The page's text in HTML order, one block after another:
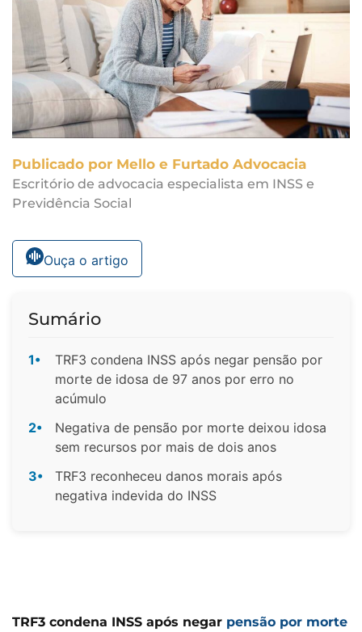
Publicado por Mello e Furtado Advocacia
Escritório de advocacia especialista em INSS e
Previdência Social
Ouça o artigo
Sumário
1•
TRF3 condena INSS após negar pensão por
morte de idosa de 97 anos por erro no
acúmulo
2•
Negativa de pensão por morte deixou idosa
sem recursos por mais de dois anos
3•
TRF3 reconheceu danos morais após
negativa indevida do INSS
TRF3 condena INSS após negar pensão por morte